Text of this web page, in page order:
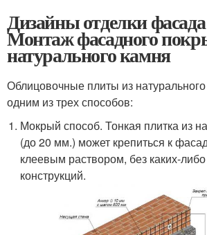
Дизайны отделки
Монтаж фасадного
натурального камня
Облицовочные плиты из
одним из трех способов:
Мокрый способ. Тонкая плитка из
(до 20 мм.) может крепиться к
клеевым раствором, без каких-
конструкций.